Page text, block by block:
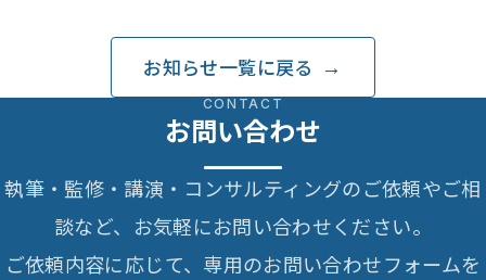
お知らせ一覧に戻る
CONTACT
お問い合わせ
執筆・監修・講演・コンサルティングのご依頼やご相
談など、お気軽にお問い合わせください。
ご依頼内容に応じて、専用のお問い合わせフォームを